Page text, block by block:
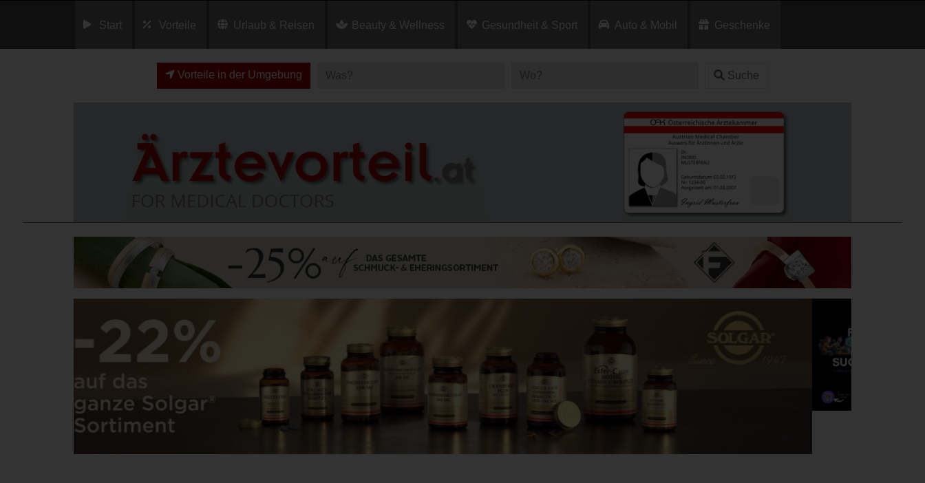
Start Vorteile Urlaub & Reisen Beauty & Wellness Gesundheit & Sport Auto & Mobil Geschenke
Vorteile in der Umgebung Suche